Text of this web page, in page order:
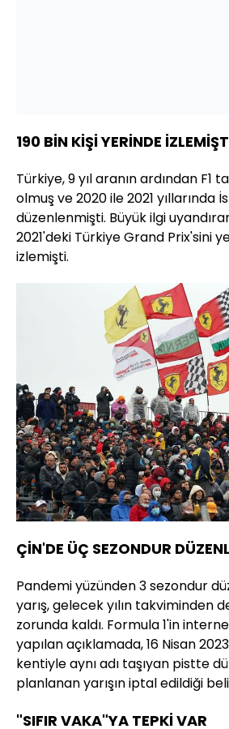
190 BİN KİŞİ YERİNDE
Türkiye, 9 yıl aranın ardından F1
olmuş ve 2020 ile 2021 yıllarında
düzenlenmişti. Büyük ilgi
2021'deki Türkiye Grand Prix'sini
izlemişti.
ÇİN'DE ÜÇ SEZONDUR
Pandemi yüzünden 3 sezondur
yarış, gelecek yılın takviminden
zorunda kaldı. Formula 1'in
yapılan açıklamada, 16 Nisan
kentiyle aynı adı taşıyan pistte
planlanan yarışın iptal edildiği
"SIFIR VAKA"YA TEPKİ VAR